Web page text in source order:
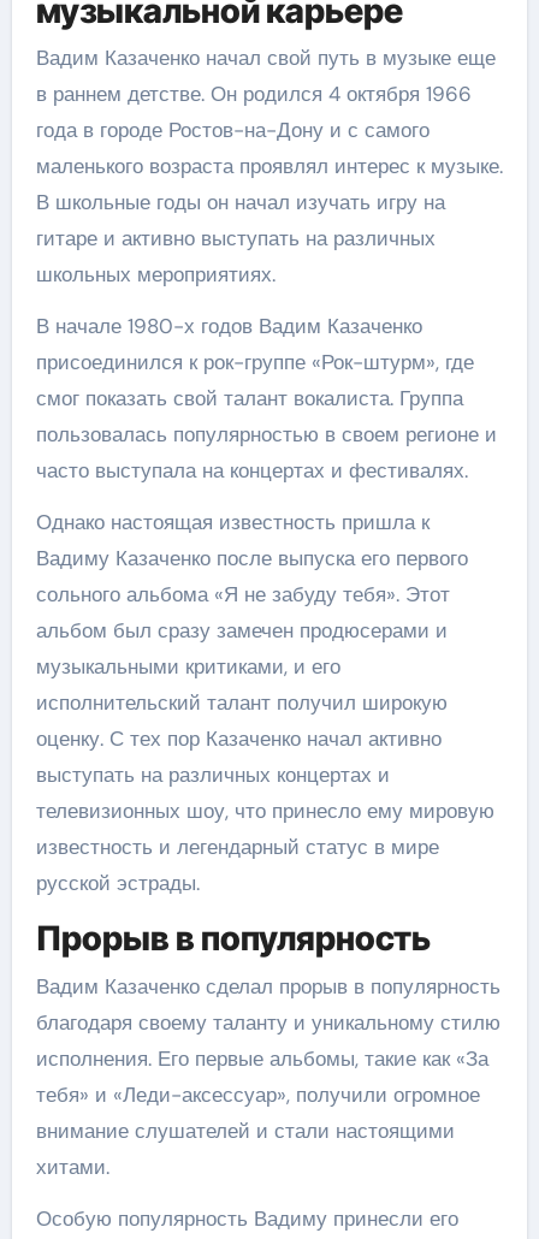
музыкальной карьере
Вадим Казаченко начал свой путь в музыке еще
в раннем детстве. Он родился 4 октября 1966
года в городе Ростов-на-Дону и с самого
маленького возраста проявлял интерес к музыке.
В школьные годы он начал изучать игру на
гитаре и активно выступать на различных
школьных мероприятиях.
В начале 1980-х годов Вадим Казаченко
присоединился к рок-группе «Рок-штурм», где
смог показать свой талант вокалиста. Группа
пользовалась популярностью в своем регионе и
часто выступала на концертах и фестивалях.
Однако настоящая известность пришла к
Вадиму Казаченко после выпуска его первого
сольного альбома «Я не забуду тебя». Этот
альбом был сразу замечен продюсерами и
музыкальными критиками, и его
исполнительский талант получил широкую
оценку. С тех пор Казаченко начал активно
выступать на различных концертах и
телевизионных шоу, что принесло ему мировую
известность и легендарный статус в мире
русской эстрады.
Прорыв в популярность
Вадим Казаченко сделал прорыв в популярность
благодаря своему таланту и уникальному стилю
исполнения. Его первые альбомы, такие как «За
тебя» и «Леди-аксессуар», получили огромное
внимание слушателей и стали настоящими
хитами.
Особую популярность Вадиму принесли его